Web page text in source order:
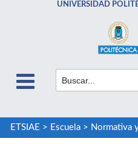
UNIVERSIDAD
ETSIAE > Escuela> Normativa